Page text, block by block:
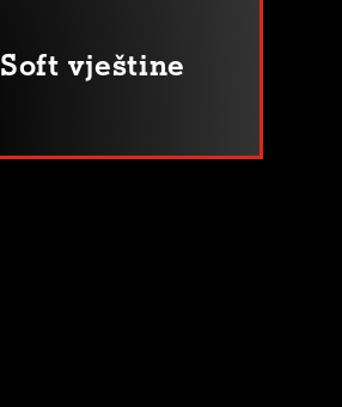
Soft vještine